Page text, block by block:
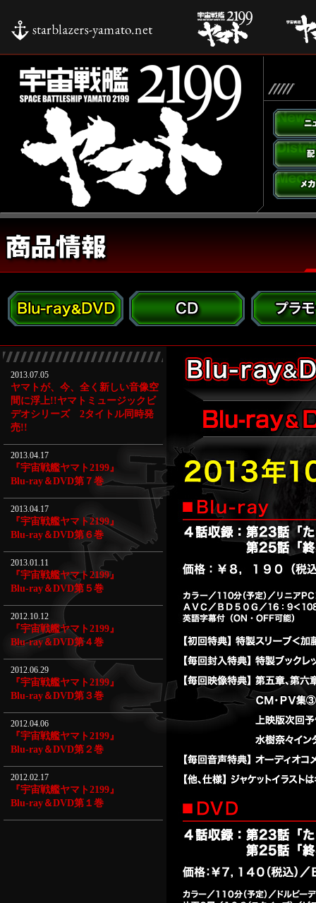
2013.07.05
ヤマトが、今、全く新しい音像空
間に浮上!!ヤマトミュージックビ
デオシリーズ 2タイトル同時発
売!!
2013.04.17
『宇宙戦艦ヤマト2199』
Blu-ray＆DVD第７巻
2013.04.17
『宇宙戦艦ヤマト2199』
Blu-ray＆DVD第６巻
2013.01.11
『宇宙戦艦ヤマト2199』
Blu-ray＆DVD第５巻
2012.10.12
『宇宙戦艦ヤマト2199』
Blu-ray＆DVD第４巻
2012.06.29
『宇宙戦艦ヤマト2199』
Blu-ray＆DVD第３巻
2012.04.06
『宇宙戦艦ヤマト2199』
Blu-ray＆DVD第２巻
2012.02.17
『宇宙戦艦ヤマト2199』
Blu-ray＆DVD第１巻